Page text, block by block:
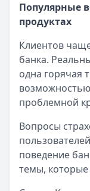
Популярные
продуктах
Клиентов
банка.
одна горячая
проблемной
Вопросы
поведение
темы,